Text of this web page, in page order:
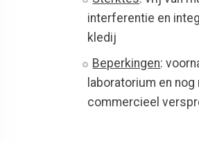
interferentie en
kledij
Beperkingen:
laboratorium en nog
commercieel